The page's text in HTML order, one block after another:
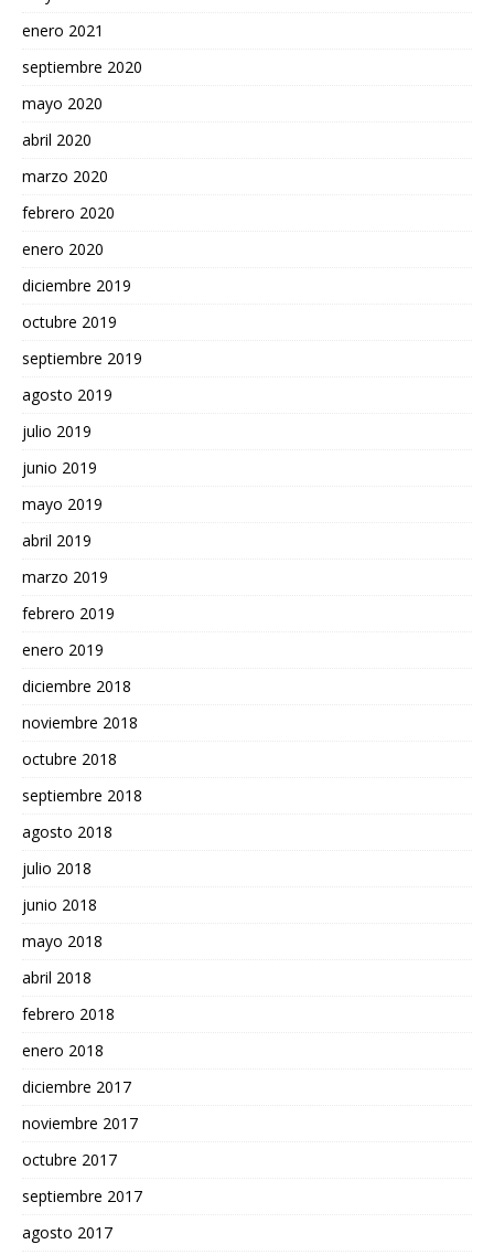
enero 2021
septiembre 2020
mayo 2020
abril 2020
marzo 2020
febrero 2020
enero 2020
diciembre 2019
octubre 2019
septiembre 2019
agosto 2019
julio 2019
junio 2019
mayo 2019
abril 2019
marzo 2019
febrero 2019
enero 2019
diciembre 2018
noviembre 2018
octubre 2018
septiembre 2018
agosto 2018
julio 2018
junio 2018
mayo 2018
abril 2018
febrero 2018
enero 2018
diciembre 2017
noviembre 2017
octubre 2017
septiembre 2017
agosto 2017